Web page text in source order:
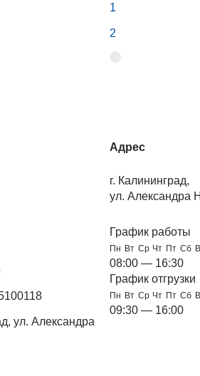
1
2
ул. Александра
Адрес
г. Калининград,
ул. Александра
График работы
Пн Вт Ср Чт Пт Сб
08:00 — 16:30
График отгрузки
Пн Вт Ср Чт Пт Сб
09:30 — 16:00